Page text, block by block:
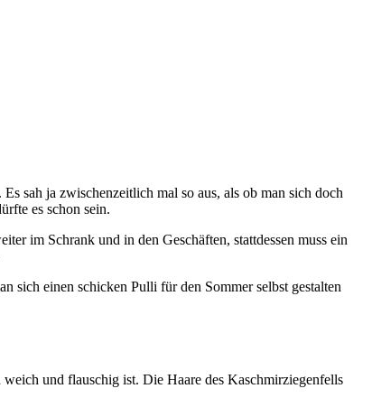
. Es sah ja zwischenzeitlich mal so aus, als ob man sich doch
es schon sein.
im Schrank und in den Geschäften, stattdessen muss ein
sich einen schicken Pulli für den Sommer selbst gestalten
und flauschig ist. Die Haare des Kaschmirziegenfells